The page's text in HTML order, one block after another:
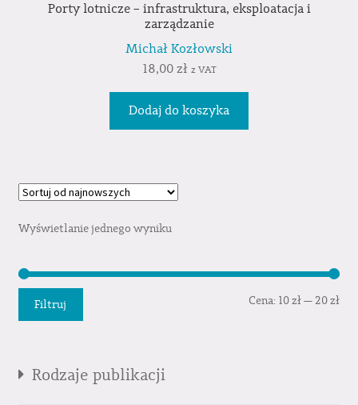
Porty lotnicze – infrastruktura, eksploatacja i
zarządzanie
Michał Kozłowski
18,00 zł z VAT
Dodaj do koszyka
Wyświetlanie jednego wyniku
Filtruj Cena: 10 zł—20 zł
Rodzaje publikacji